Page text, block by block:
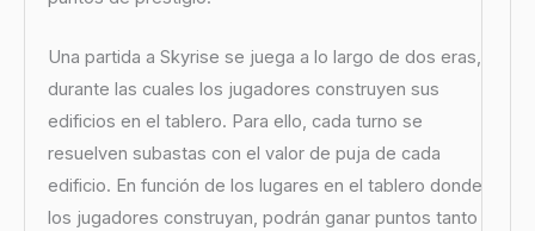
Una partida a Skyrise se juega a lo largo de dos eras,
durante las cuales los jugadores construyen sus
edificios en el tablero. Para ello, cada turno se
resuelven subastas con el valor de puja de cada
edificio. En función de los lugares en el tablero donde
los jugadores construyan, podrán ganar puntos tanto